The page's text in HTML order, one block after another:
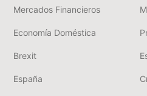
Mercados Financieros
Economía Doméstica
Brexit
España